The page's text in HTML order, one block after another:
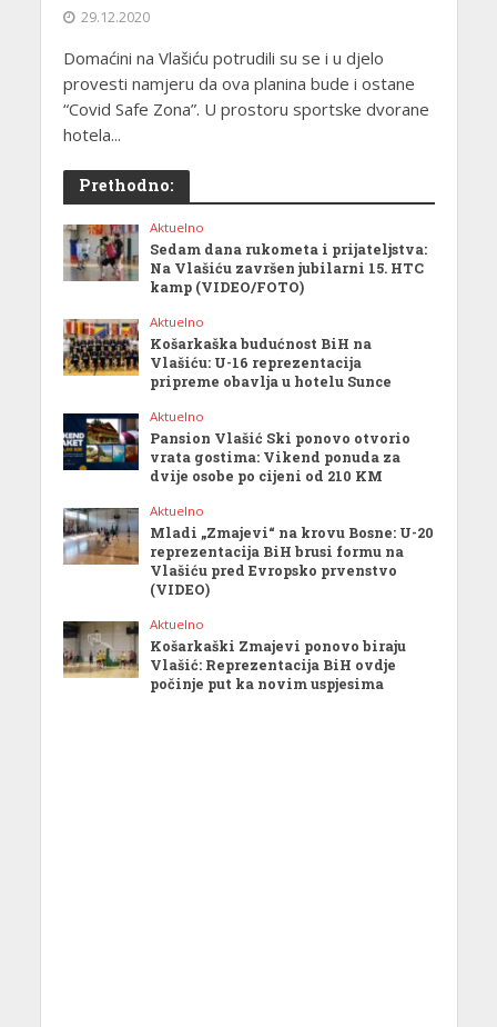
29.12.2020
Domaćini na Vlašiću potrudili su se i u djelo
provesti namjeru da ova planina bude i ostane
“Covid Safe Zona”. U prostoru sportske dvorane
hotela...
Prethodno:
Aktuelno
Sedam dana rukometa i prijateljstva:
Na Vlašiću završen jubilarni 15. HTC
kamp (VIDEO/FOTO)
Aktuelno
Košarkaška budućnost BiH na
Vlašiću: U-16 reprezentacija
pripreme obavlja u hotelu Sunce
Aktuelno
Pansion Vlašić Ski ponovo otvorio
vrata gostima: Vikend ponuda za
dvije osobe po cijeni od 210 KM
Aktuelno
Mladi „Zmajevi“ na krovu Bosne: U-20
reprezentacija BiH brusi formu na
Vlašiću pred Evropsko prvenstvo
(VIDEO)
Aktuelno
Košarkaški Zmajevi ponovo biraju
Vlašić: Reprezentacija BiH ovdje
počinje put ka novim uspjesima